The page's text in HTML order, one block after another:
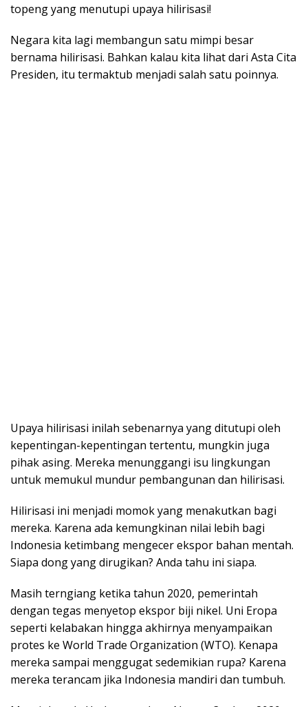
topeng yang menutupi upaya hilirisasi!
Negara kita lagi membangun satu mimpi besar
bernama hilirisasi. Bahkan kalau kita lihat dari Asta Cita
Presiden, itu termaktub menjadi salah satu poinnya.
Upaya hilirisasi inilah sebenarnya yang ditutupi oleh
kepentingan-kepentingan tertentu, mungkin juga
pihak asing. Mereka menunggangi isu lingkungan
untuk memukul mundur pembangunan dan hilirisasi.
Hilirisasi ini menjadi momok yang menakutkan bagi
mereka. Karena ada kemungkinan nilai lebih bagi
Indonesia ketimbang mengecer ekspor bahan mentah.
Siapa dong yang dirugikan? Anda tahu ini siapa.
Masih terngiang ketika tahun 2020, pemerintah
dengan tegas menyetop ekspor biji nikel. Uni Eropa
seperti kelabakan hingga akhirnya menyampaikan
protes ke World Trade Organization (WTO). Kenapa
mereka sampai menggugat sedemikian rupa? Karena
mereka terancam jika Indonesia mandiri dan tumbuh.